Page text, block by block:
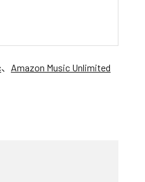
、 Amazon Music Unlimited